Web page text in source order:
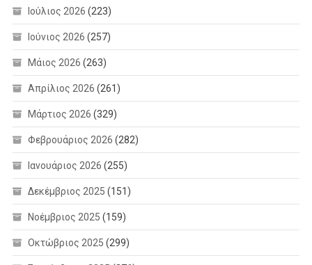
Ιούλιος 2026 (223)
Ιούνιος 2026 (257)
Μάιος 2026 (263)
Απρίλιος 2026 (261)
Μάρτιος 2026 (329)
Φεβρουάριος 2026 (282)
Ιανουάριος 2026 (255)
Δεκέμβριος 2025 (151)
Νοέμβριος 2025 (159)
Οκτώβριος 2025 (299)